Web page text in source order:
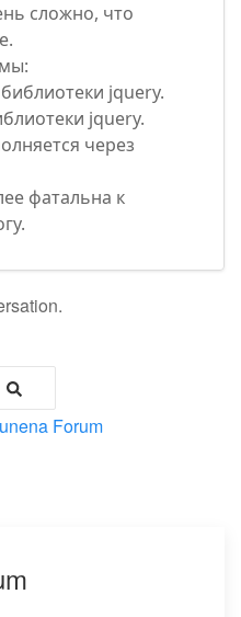
сложно, что
jquery.
jquery.
через
фатальна к
Forum